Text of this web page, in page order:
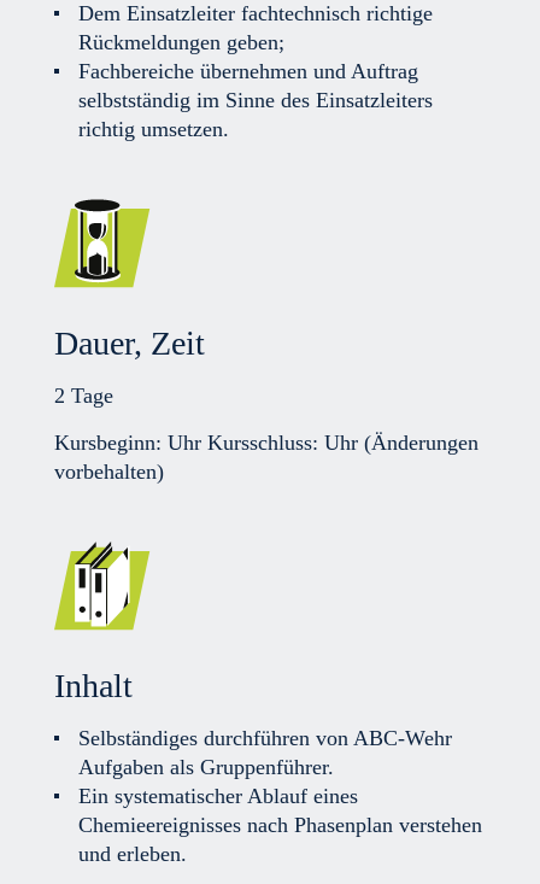
Dem Einsatzleiter fachtechnisch richtige
Rückmeldungen geben;
Fachbereiche übernehmen und Auftrag
selbstständig im Sinne des Einsatzleiters
richtig umsetzen.
Dauer, Zeit
2 Tage
Kursbeginn: Uhr Kursschluss: Uhr (Änderungen
vorbehalten)
Inhalt
Selbständiges durchführen von ABC-Wehr
Aufgaben als Gruppenführer.
Ein systematischer Ablauf eines
Chemieereignisses nach Phasenplan verstehen
und erleben.